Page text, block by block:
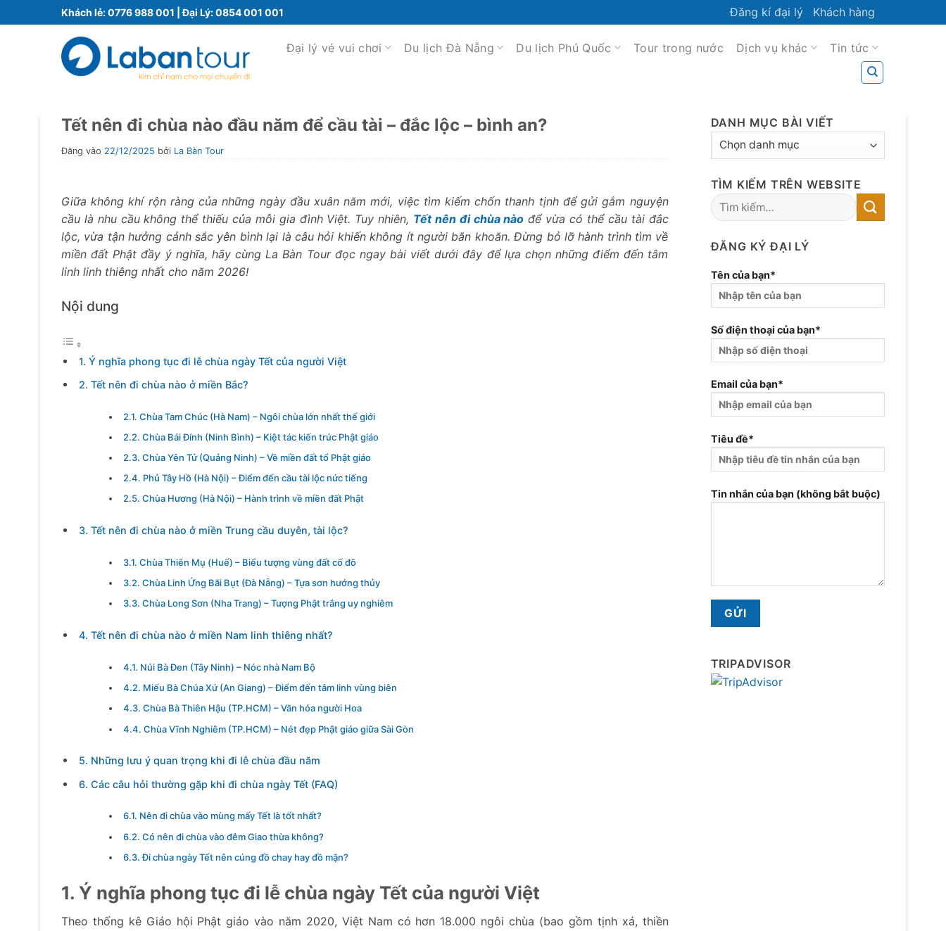
qua
Khách lẻ:0776 988 001 | Đại Lý:0854 001 001 Đăng kí đại lý Khách hàng
Đại lý vé vui chơi Du lịch Đà Nẵng Du lịch Phú Quốc Tour trong nước Dịch vụ khác Tin tức
Tết nên đi chùa nào đầu năm để cầu tài – đắc lộc – bình an?
Đăng vào 22/12/2025 bởi La Bàn Tour
Giữa không khí rộn ràng của những ngày đầu xuân năm mới, việc tìm kiếm chốn thanh tịnh để gửi gắm nguyện
cầu là nhu cầu không thể thiếu của mỗi gia đình Việt. Tuy nhiên, Tết nên đi chùa nào để vừa có thể cầu tài đắc
lộc, vừa tận hưởng cảnh sắc yên bình lại là câu hỏi khiến không ít người băn khoăn. Đừng bỏ lỡ hành trình tìm về
miền đất Phật đầy ý nghĩa, hãy cùng La Bàn Tour đọc ngay bài viết dưới đây để lựa chọn những điểm đến tâm
linh linh thiêng nhất cho năm 2026!
Nội dung
1. Ý nghĩa phong tục đi lễ chùa ngày Tết của người Việt
2. Tết nên đi chùa nào ở miền Bắc?
2.1. Chùa Tam Chúc (Hà Nam) – Ngôi chùa lớn nhất thế giới
2.2. Chùa Bái Đính (Ninh Bình) – Kiệt tác kiến trúc Phật giáo
2.3. Chùa Yên Tử (Quảng Ninh) – Về miền đất tổ Phật giáo
2.4. Phủ Tây Hồ (Hà Nội) – Điểm đến cầu tài lộc nức tiếng
2.5. Chùa Hương (Hà Nội) – Hành trình về miền đất Phật
3. Tết nên đi chùa nào ở miền Trung cầu duyên, tài lộc?
3.1. Chùa Thiên Mụ (Huế) – Biểu tượng vùng đất cố đô
3.2. Chùa Linh Ứng Bãi Bụt (Đà Nẵng) – Tựa sơn hướng thủy
3.3. Chùa Long Sơn (Nha Trang) – Tượng Phật trắng uy nghiêm
4. Tết nên đi chùa nào ở miền Nam linh thiêng nhất?
4.1. Núi Bà Đen (Tây Ninh) – Nóc nhà Nam Bộ
4.2. Miếu Bà Chúa Xứ (An Giang) – Điểm đến tâm linh vùng biên
4.3. Chùa Bà Thiên Hậu (TP.HCM) – Văn hóa người Hoa
4.4. Chùa Vĩnh Nghiêm (TP.HCM) – Nét đẹp Phật giáo giữa Sài Gòn
5. Những lưu ý quan trọng khi đi lễ chùa đầu năm
6. Các câu hỏi thường gặp khi đi chùa ngày Tết (FAQ)
6.1. Nên đi chùa vào mùng mấy Tết là tốt nhất?
6.2. Có nên đi chùa vào đêm Giao thừa không?
6.3. Đi chùa ngày Tết nên cúng đồ chay hay đồ mặn?
1. Ý nghĩa phong tục đi lễ chùa ngày Tết của người Việt
Theo thống kê Giáo hội Phật giáo vào năm 2020, Việt Nam có hơn 18.000 ngôi chùa (bao gồm tịnh xá, thiền
DANH MỤC BÀI VIẾT
DANH
VIẾT
TÌM KIẾM TRÊN WEBSITE
ĐĂNG KÝ ĐẠI LÝ
Tên của bạn*
Số điện thoại của bạn*
Email của bạn*
Tiêu đề*
Tin nhắn của bạn (không bắt buộc)
TRIPADVISOR